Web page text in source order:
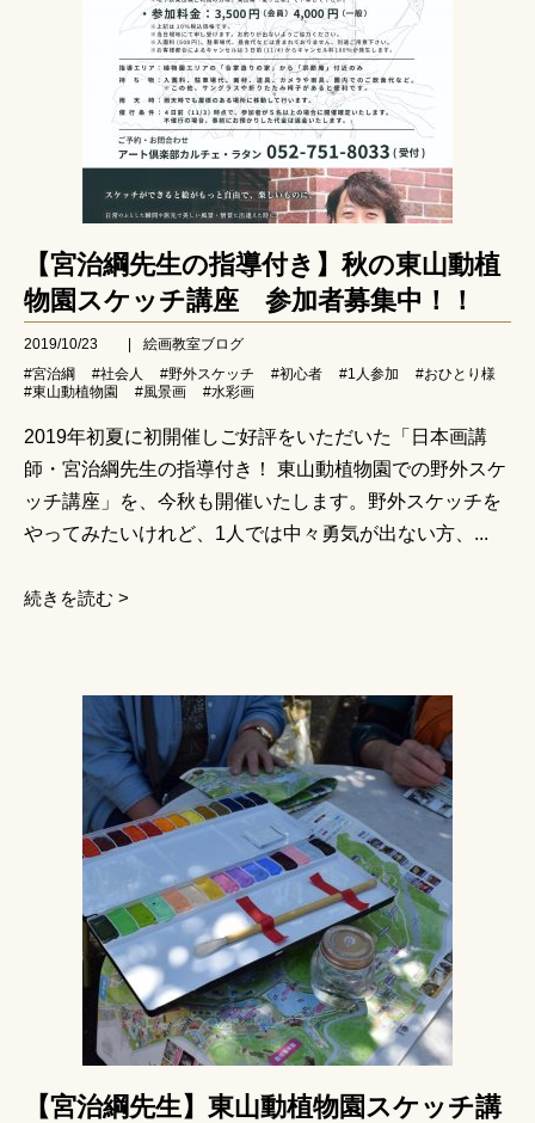
【宮治綱先生の指導付き】秋の東山動植
物園スケッチ講座 参加者募集中！！
2019/10/23
絵画教室ブログ
#宮治綱
#社会人 #野外スケッチ #初心者 #1人参加
#おひとり様
#東山動植物園
#風景画 #水彩画
2019年初夏に初開催しご好評をいただいた「日本画講
師・宮治綱先生の指導付き！ 東山動植物園での野外スケ
ッチ講座」を、今秋も開催いたします。野外スケッチを
やってみたいけれど、1人では中々勇気が出ない方、...
続きを読む >
【宮治綱先生】東山動植物園スケッチ講